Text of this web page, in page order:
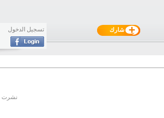
شارك تسجيل الدخول
نشرت